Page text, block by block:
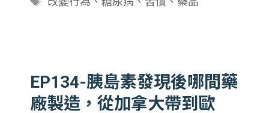
EP134-胰島素發現後哪間藥
廠製造，從加拿大帶到歐